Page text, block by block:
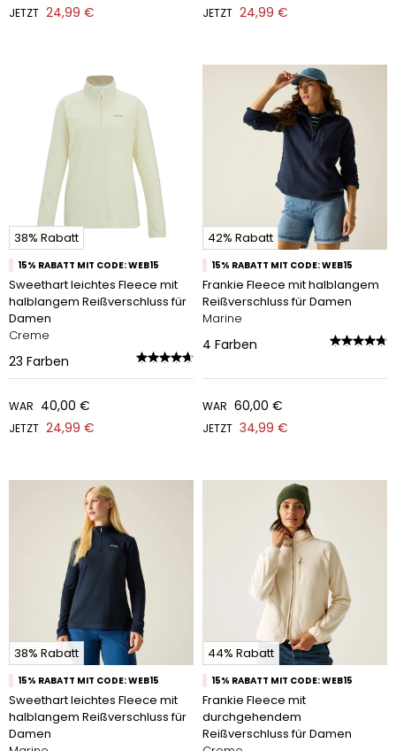
JETZT 24,99 € JETZT 24,99 €
38% Rabatt
15% RABATT MIT CODE: WEB15
Sweethart leichtes Fleece mit
halblangem Reißverschluss für
Damen
Creme
23 Farben
WAR 40,00 €
JETZT 24,99 €
42% Rabatt
15% RABATT MIT CODE: WEB15
Frankie Fleece mit halblangem
Reißverschluss für Damen
Marine
4 Farben
WAR 60,00 €
JETZT 34,99 €
38% Rabatt
15% RABATT MIT CODE: WEB15
Sweethart leichtes Fleece mit
halblangem Reißverschluss für
Damen
44% Rabatt
15% RABATT MIT CODE: WEB15
Frankie Fleece mit
durchgehendem
Reißverschluss für Damen